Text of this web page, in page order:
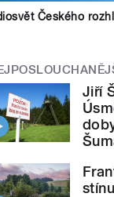
Českého
Jiří